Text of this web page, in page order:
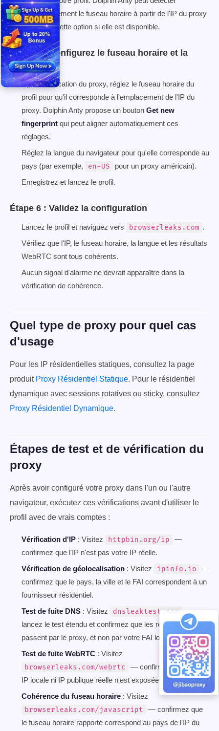
automatiquement le fuseau horaire à partir de l'IP du proxy
— activez cette option si elle est disponible.
Étape 5 : Configurez le fuseau horaire et la
langue
Après vérification du proxy, réglez le fuseau horaire du
profil pour qu'il corresponde à l'emplacement de l'IP du
proxy. Dolphin Anty propose un bouton Get new
fingerprint qui peut aligner automatiquement ces
réglages.
Réglez la langue du navigateur pour qu'elle corresponde au
pays (par exemple,
en-US
pour un proxy américain).
Enregistrez et lancez le profil.
Étape 6 : Validez la configuration
Lancez le profil et naviguez vers browserleaks.com .
Vérifiez que l'IP, le fuseau horaire, la langue et les résultats
WebRTC sont tous cohérents.
Aucun signal d'alarme ne devrait apparaître dans la
vérification de cohérence.
Quel type de proxy pour quel cas
d'usage
Pour les IP résidentielles statiques, consultez la page
produit Proxy Résidentiel Statique. Pour le résidentiel
dynamique avec sessions rotatives ou sticky, consultez
Proxy Résidentiel Dynamique.
Étapes de test et de vérification du
proxy
Après avoir configuré votre proxy dans l'un ou l'autre
navigateur, exécutez ces vérifications avant d'utiliser le
profil avec de vrais comptes :
Vérification d'IP : Visitez httpbin.org/ip
—
confirmez que l'IP n'est pas votre IP réelle.
Vérification de géolocalisation : Visitez ipinfo.io
—
confirmez que le pays, la ville et le FAI correspondent à un
fournisseur résidentiel.
Test de fuite DNS : Visitez dnsleaktest.com
lancez le test étendu et confirmez que les requêtes DNS
passent par le proxy, et non par votre FAI local.
Test de fuite WebRTC : Visitez
browserleaks.com/webrtc
— confirmez qu'aucune
IP locale ni IP publique réelle n'est exposée.
Cohérence du fuseau horaire : Visitez
browserleaks.com/javascript
— confirmez que
le fuseau horaire rapporté correspond au pays de l'IP du